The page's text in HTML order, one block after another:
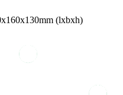
(lxbxh)